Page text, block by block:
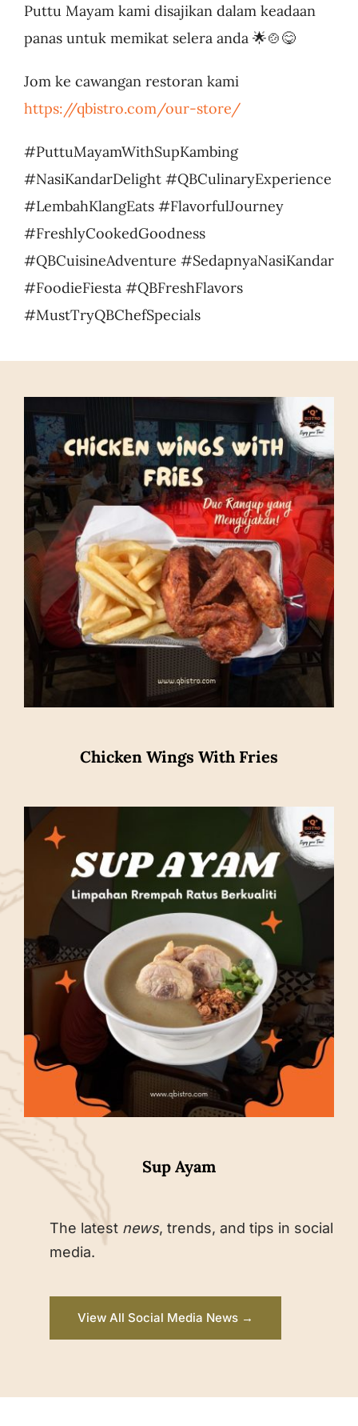
Puttu Mayam kami disajikan dalam keadaan
panas untuk memikat selera anda 🌟🍲😋
Jom ke cawangan restoran kami
https://qbistro.com/our-store/
#PuttuMayamWithSupKambing
#NasiKandarDelight #QBCulinaryExperience
#LembahKlangEats #FlavorfulJourney
#FreshlyCookedGoodness
#QBCuisineAdventure #SedapnyaNasiKandar
#FoodieFiesta #QBFreshFlavors
#MustTryQBChefSpecials
The latest news, trends, and tips in social
media.
View All Social Media News →
Chicken Wings With Fries
Sup Ayam